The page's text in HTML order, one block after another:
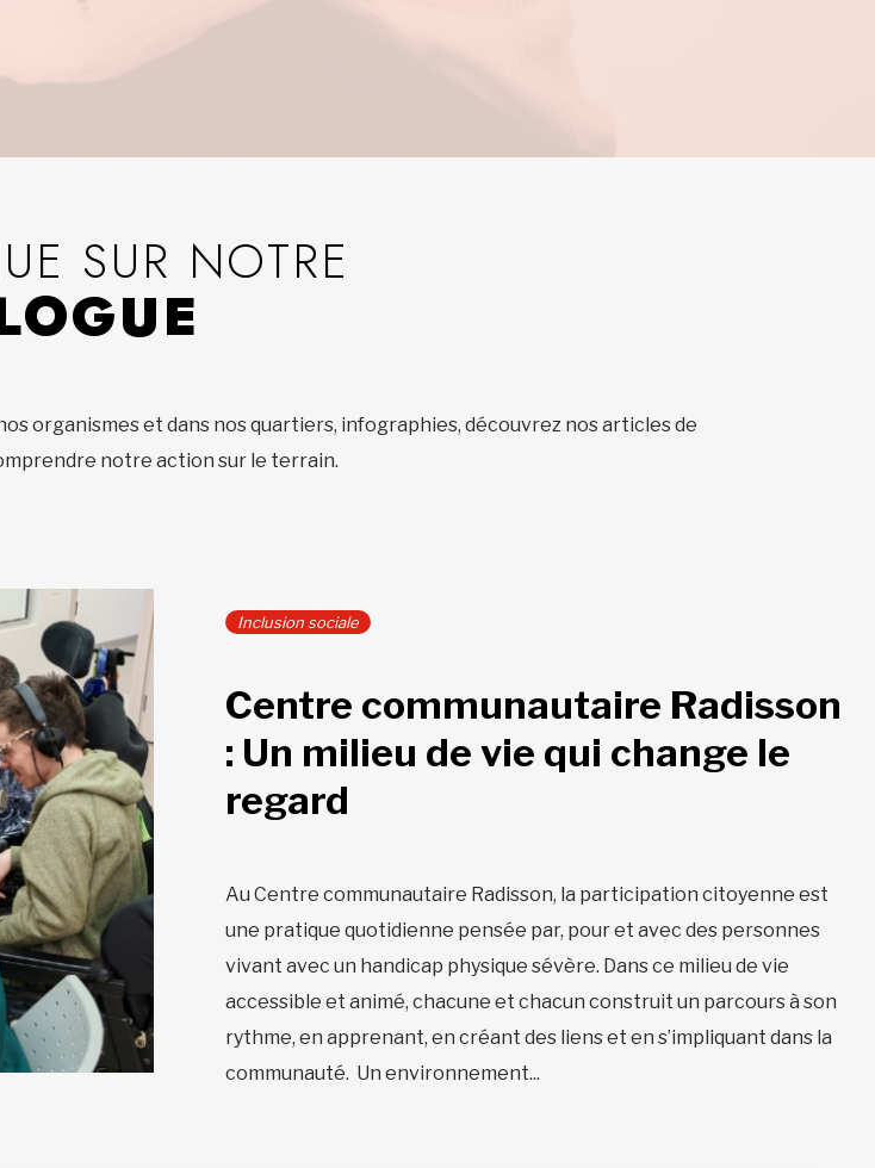
SUR NOTRE
organismes et dans nos quartiers, infographies, découvrez nos articles de
notre action sur le terrain.
Inclusion sociale
Centre communautaire Radisson
: Un milieu de vie qui change le
regard
Au Centre communautaire Radisson, la participation citoyenne est
une pratique quotidienne pensée par, pour et avec des personnes
vivant avec un handicap physique sévère. Dans ce milieu de vie
accessible et animé, chacune et chacun construit un parcours à son
rythme, en apprenant, en créant des liens et en s’impliquant dans la
communauté. Un environnement...